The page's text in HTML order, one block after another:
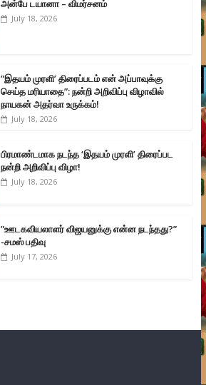
அன்பே டயானா – விமர்சனம்
July 18, 2026
”இதயம் முரளி’ திரைப்படம் என் அப்பாவுக்கு
செய்த மரியாதை”: நன்றி அறிவிப்பு விழாவில்
நாயகன் அதர்வா உருக்கம்!
July 18, 2026
பிரமாண்டமாக நடந்த ‘இதயம் முரளி’ திரைப்பட
நன்றி அறிவிப்பு விழா!
July 18, 2026
”ஊடகவியலாளர் விஜயனுக்கு என்ன நடந்தது?”
-சமஸ் பதிவு
July 17, 2026